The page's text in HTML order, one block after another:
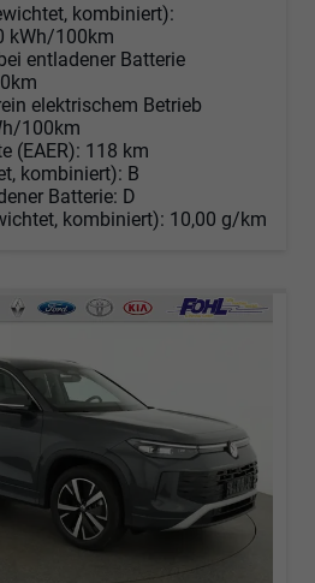
kombiniert):
kWh/100km
entladener Batterie
elektrischem Betrieb
100km
(EAER): 118 km
kombiniert): B
Batterie: D
kombiniert): 10,00 g/km